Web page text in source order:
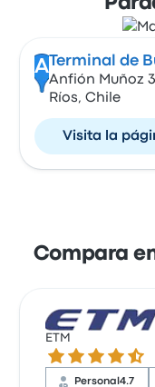
A Terminal de
Anfión Muñoz
Ríos, Chile
Visita la
Compara
ETM
4.3 de 5
Personal4.7